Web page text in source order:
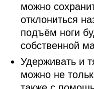
можно
отклониться
подъём ноги
собственной
Удерживать и
можно не